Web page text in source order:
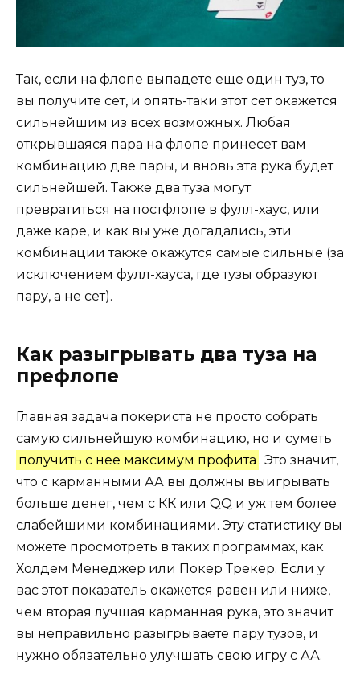
Так, если на флопе выпадете еще один туз, то
вы получите сет, и опять-таки этот сет окажется
сильнейшим из всех возможных. Любая
открывшаяся пара на флопе принесет вам
комбинацию две пары, и вновь эта рука будет
сильнейшей. Также два туза могут
превратиться на постфлопе в фулл-хаус, или
даже каре, и как вы уже догадались, эти
комбинации также окажутся самые сильные (за
исключением фулл-хауса, где тузы образуют
пару, а не сет).
Как разыгрывать два туза на
префлопе
Главная задача покериста не просто собрать
самую сильнейшую комбинацию, но и суметь
получить с нее максимум профита . Это значит,
что с карманными АА вы должны выигрывать
больше денег, чем с КК или QQ и уж тем более
слабейшими комбинациями. Эту статистику вы
можете просмотреть в таких программах, как
Холдем Менеджер или Покер Трекер. Если у
вас этот показатель окажется равен или ниже,
чем вторая лучшая карманная рука, это значит
вы неправильно разыгрываете пару тузов, и
нужно обязательно улучшать свою игру с АА.